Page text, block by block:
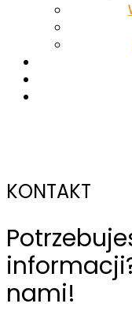
KONTAKT
nami!